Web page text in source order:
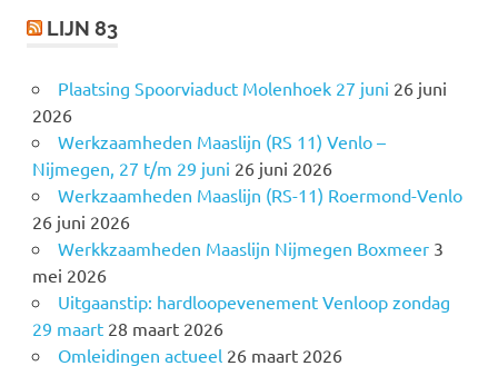
LIJN 83
Plaatsing Spoorviaduct Molenhoek 27 juni 26 juni
2026
Werkzaamheden Maaslijn (RS 11) Venlo –
Nijmegen, 27 t/m 29 juni 26 juni 2026
Werkzaamheden Maaslijn (RS-11) Roermond-Venlo
26 juni 2026
Werkkzaamheden Maaslijn Nijmegen Boxmeer 3
mei 2026
Uitgaanstip: hardloopevenement Venloop zondag
29 maart 28 maart 2026
Omleidingen actueel 26 maart 2026